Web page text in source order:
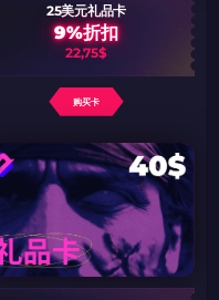
25美元礼品卡
9%折扣
22,75$
购买卡